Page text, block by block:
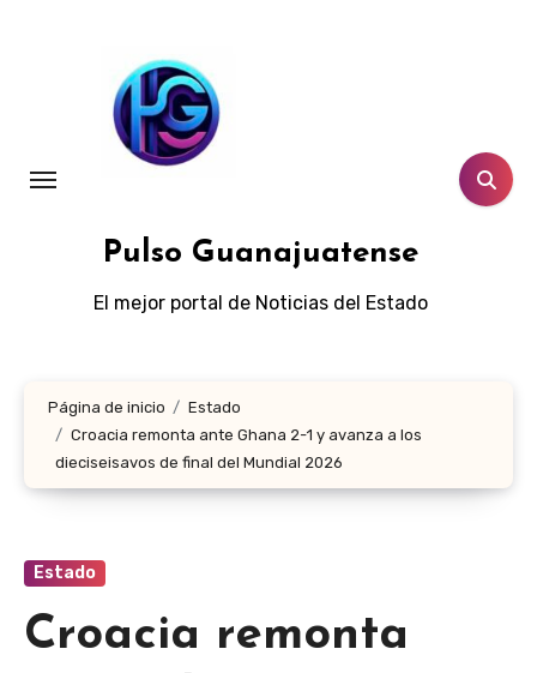
Pulso Guanajuatense
El mejor portal de Noticias del Estado
Página de inicio
Estado
Croacia remonta ante Ghana 2-1 y avanza a los
dieciseisavos de final del Mundial 2026
Estado
Croacia remonta